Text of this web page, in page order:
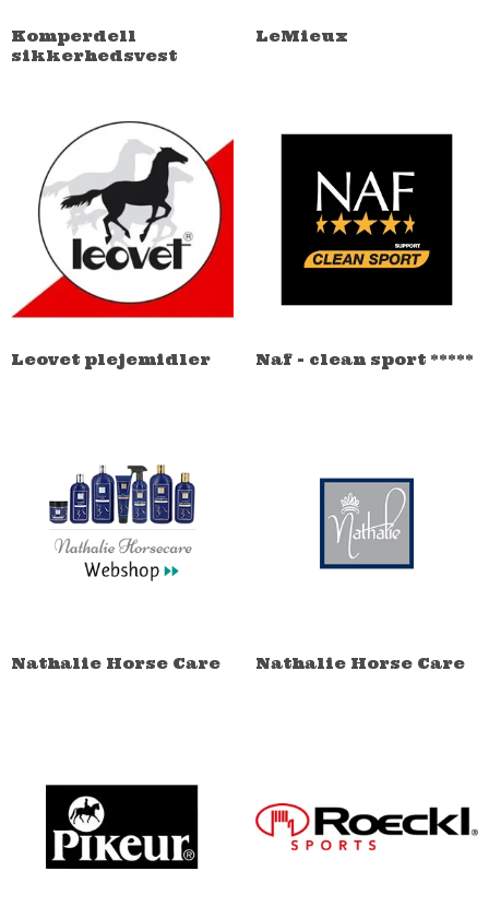
Komperdell
sikkerhedsvest
LeMieux
Leovet plejemidler Naf - clean sport *****
Nathalie Horse Care Nathalie Horse Care